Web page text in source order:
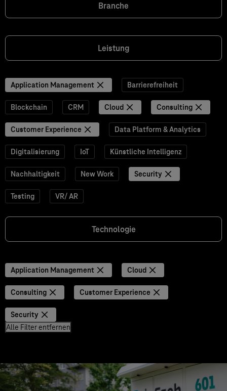
Branche
Leistung
Application Management Barrierefreiheit
Blockchain CRM Cloud Consulting
Customer Experience Data Platform & Analytics
Digitalisierung IoT Künstliche Intelligenz
Nachhaltigkeit New Work Security
Testing VR/ AR
Technologie
Application Management Cloud
Consulting Customer Experience
Security
Alle Filter entfernen